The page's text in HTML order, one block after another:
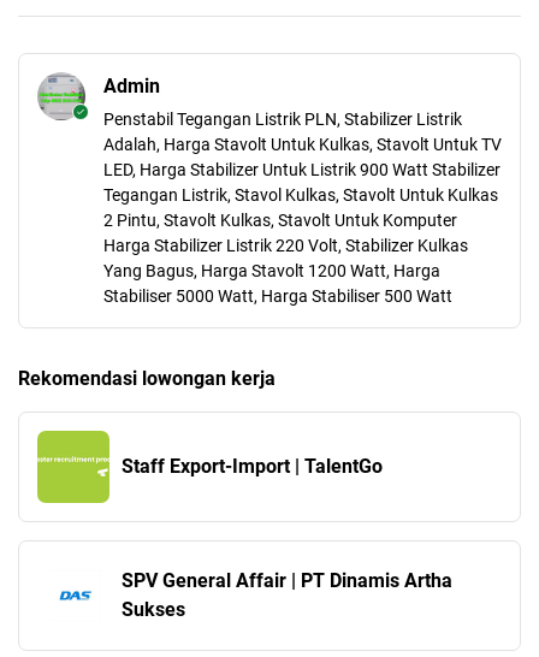
Admin
Penstabil Tegangan Listrik PLN, Stabilizer Listrik
Adalah, Harga Stavolt Untuk Kulkas, Stavolt Untuk TV
LED, Harga Stabilizer Untuk Listrik 900 Watt Stabilizer
Tegangan Listrik, Stavol Kulkas, Stavolt Untuk Kulkas
2 Pintu, Stavolt Kulkas, Stavolt Untuk Komputer
Harga Stabilizer Listrik 220 Volt, Stabilizer Kulkas
Yang Bagus, Harga Stavolt 1200 Watt, Harga
Stabiliser 5000 Watt, Harga Stabiliser 500 Watt
Rekomendasi lowongan kerja
Staff Export-Import | TalentGo
SPV General Affair | PT Dinamis Artha
Sukses